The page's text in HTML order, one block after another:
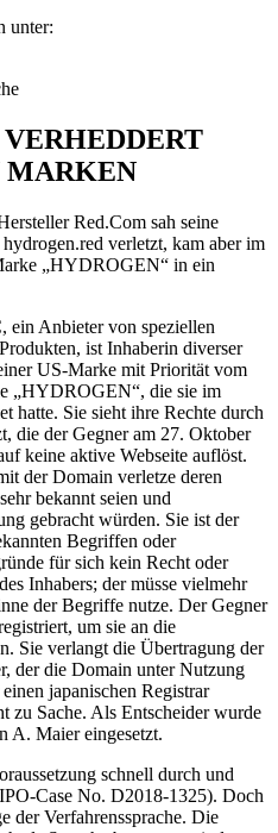
unter:
MARKEN
Red.Com sah seine
verletzt, kam aber im
„HYDROGEN“ in ein
Anbieter von speziellen
ist Inhaberin diverser
US-Marke mit Priorität vom
„HYDROGEN“, die sie im
hatte. Sie sieht ihre Rechte durch
die der Gegner am 27. Oktober
keine aktive Webseite auflöst.
der Domain verletze deren
bekannt seien und
gebracht würden. Sie ist der
Begriffen oder
für sich kein Recht oder
Inhabers; der müsse vielmehr
der Begriffe nutze. Der Gegner
um sie an die
Sie verlangt die Übertragung der
der die Domain unter Nutzung
japanischen Registrar
zu Sache. Als Entscheider wurde
A. Maier eingesetzt.
schnell durch und
Case No. D2018-1325). Doch
der Verfahrenssprache. Die